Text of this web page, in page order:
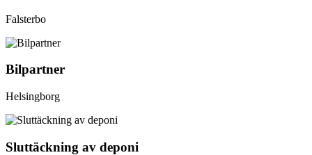
Falsterbo
Bilpartner
Helsingborg
Sluttäckning av deponi